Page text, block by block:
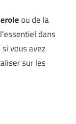
ou de la
dans
vous avez
sur les